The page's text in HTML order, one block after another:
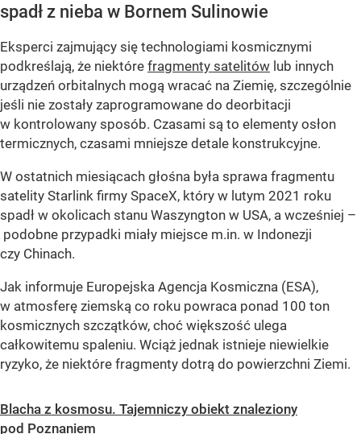
spadł z nieba w Bornem Sulinowie
Eksperci zajmujący się technologiami kosmicznymi
podkreślają, że niektóre fragmenty satelitów lub innych
urządzeń orbitalnych mogą wracać na Ziemię, szczególnie
jeśli nie zostały zaprogramowane do deorbitacji
w kontrolowany sposób. Czasami są to elementy osłon
termicznych, czasami mniejsze detale konstrukcyjne.
W ostatnich miesiącach głośna była sprawa fragmentu
satelity Starlink firmy SpaceX, który w lutym 2021 roku
spadł w okolicach stanu Waszyngton w USA, a wcześniej –
podobne przypadki miały miejsce m.in. w Indonezji
czy Chinach.
Jak informuje Europejska Agencja Kosmiczna (ESA),
w atmosferę ziemską co roku powraca ponad 100 ton
kosmicznych szczątków, choć większość ulega
całkowitemu spaleniu. Wciąż jednak istnieje niewielkie
ryzyko, że niektóre fragmenty dotrą do powierzchni Ziemi.
Blacha z kosmosu. Tajemniczy obiekt znaleziony
pod Poznaniem